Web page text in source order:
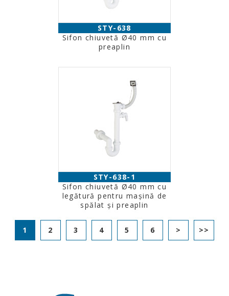
STY-638
Sifon chiuvetă Ø40 mm cu
preaplin
STY-638-1
Sifon chiuvetă Ø40 mm cu
legătură pentru maşină de
spălat şi preaplin
1 2 3 4 5 6 > >>